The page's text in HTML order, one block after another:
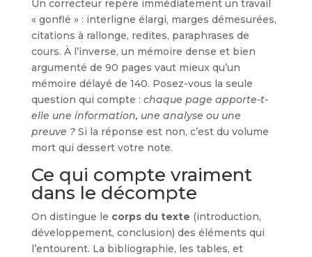
Un correcteur repère immédiatement un travail
« gonflé » : interligne élargi, marges démesurées,
citations à rallonge, redites, paraphrases de
cours. À l’inverse, un mémoire dense et bien
argumenté de 90 pages vaut mieux qu’un
mémoire délayé de 140. Posez-vous la seule
question qui compte : chaque page apporte-t-
elle une information, une analyse ou une
preuve ?Si la réponse est non, c’est du volume
mort qui dessert votre note.
Ce qui compte vraiment
dans le décompte
On distingue le corps du texte (introduction,
développement, conclusion) des éléments qui
l’entourent. La bibliographie, les tables, et